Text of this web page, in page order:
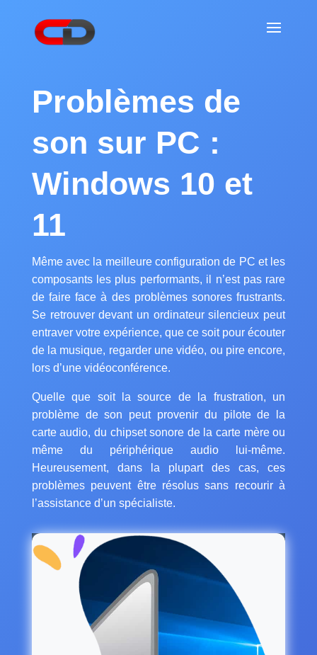
Problèmes de
son sur PC :
Windows 10 et
11
Même avec la meilleure configuration de PC et les
composants les plus performants, il n’est pas rare
de faire face à des problèmes sonores frustrants.
Se retrouver devant un ordinateur silencieux peut
entraver votre expérience, que ce soit pour écouter
de la musique, regarder une vidéo, ou pire encore,
lors d’une vidéoconférence.
Quelle que soit la source de la frustration, un
problème de son peut provenir du pilote de la
carte audio, du chipset sonore de la carte mère ou
même du périphérique audio lui-même.
Heureusement, dans la plupart des cas, ces
problèmes peuvent être résolus sans recourir à
l’assistance d’un spécialiste.